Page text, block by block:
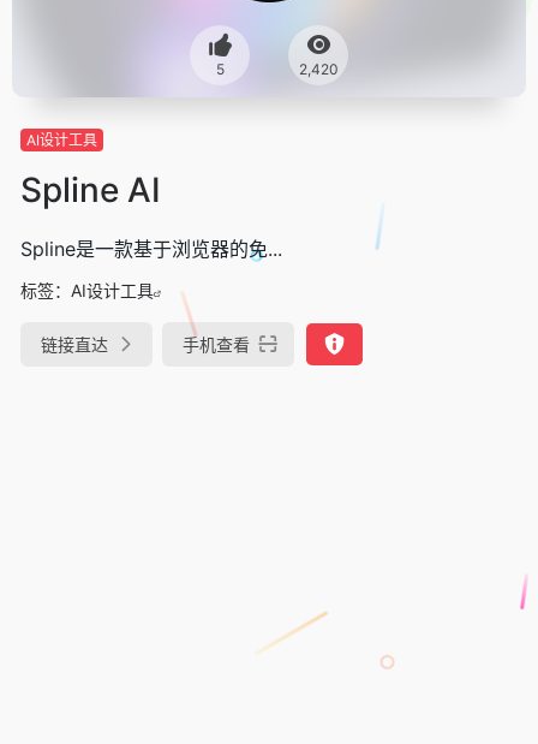
5 2,420
AI设计工具
Spline AI
Spline是一款基于浏览器的免...
标签： AI设计工具
链接直达 手机查看